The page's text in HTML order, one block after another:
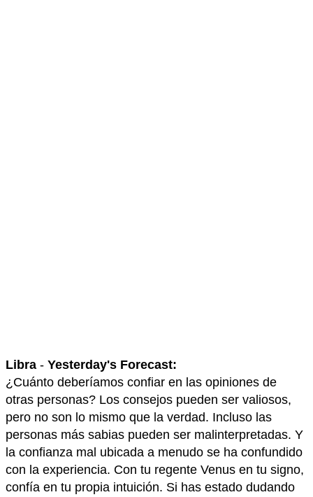
Libra - Yesterday's Forecast:
¿Cuánto deberíamos confiar en las opiniones de
otras personas? Los consejos pueden ser valiosos,
pero no son lo mismo que la verdad. Incluso las
personas más sabias pueden ser malinterpretadas. Y
la confianza mal ubicada a menudo se ha confundido
con la experiencia. Con tu regente Venus en tu signo,
confía en tu propia intuición. Si has estado dudando